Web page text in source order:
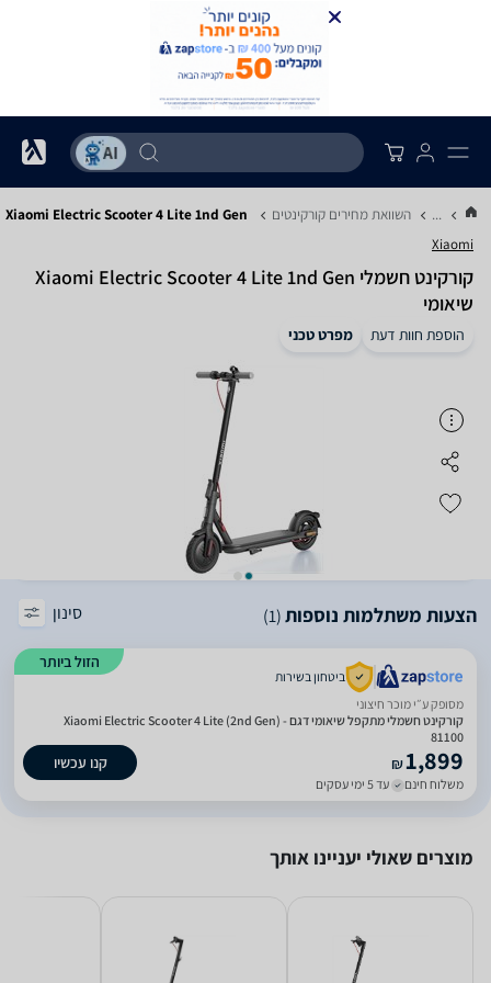
... השוואת מחירים קורקינטים Xiaomi Electric Scooter 4 Lite 1nd Gen
Xiaomi
‏קורקינט חשמלי Xiaomi Electric Scooter 4 Lite 1nd Gen
שיאומי
הוספת חוות דעת מפרט טכני
הצעות משתלמות נוספות(1) סינון
הזול ביותר
ביטחון בשירות
מסופק ע״י מוכר חיצוני
קורקינט חשמלי מתקפל שיאומי דגם Xiaomi Electric Scooter 4 Lite (2nd Gen) -
81100
₪1,899
משלוח חינם עד 5 ימי עסקים
קנו עכשיו
מוצרים שאולי יעניינו אותך